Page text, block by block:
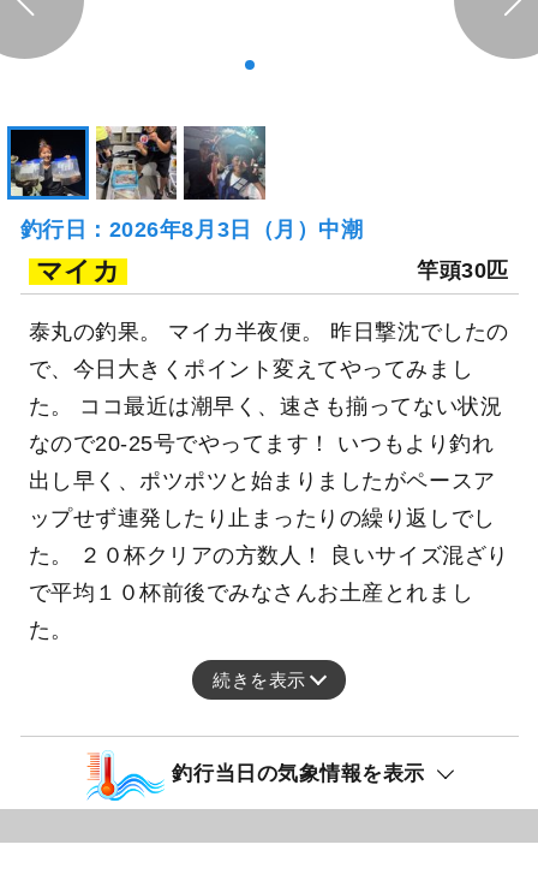
釣行日：2026年8月3日（月）中潮
マイカ 竿頭30匹
泰丸の釣果。 マイカ半夜便。 昨日撃沈でしたの
で、今日大きくポイント変えてやってみまし
た。 ココ最近は潮早く、速さも揃ってない状況
なので20-25号でやってます！ いつもより釣れ
出し早く、ポツポツと始まりましたがペースア
ップせず連発したり止まったりの繰り返しでし
た。 ２０杯クリアの方数人！ 良いサイズ混ざり
で平均１０杯前後でみなさんお土産とれまし
た。
続きを表示
釣行当日の気象情報を表示